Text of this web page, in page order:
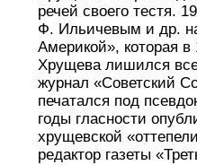
речей своего тестя.
Ф. Ильичевым и др.
Америкой», которая
Хрущева лишился
журнал «Советский
печатался под
годы гласности
хрущевской
редактор газеты